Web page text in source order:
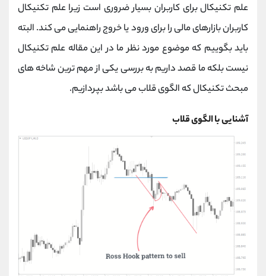
علم تکنیکال برای کاربران بسیار ضروری است زیرا علم تکنیکال
کاربران بازارهای مالی را برای ورود یا خروج راهنمایی می کند. البته
باید بگوییم که موضوع مورد نظر ما در این مقاله علم تکنیکال
نیست بلکه ما قصد داریم به بررسی یکی از مهم ترین شاخه های
مبحث تکنیکال که الگوی قلاب می باشد بپردازیم.
آشنایی با الگوی قلاب